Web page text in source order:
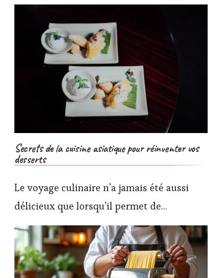
Secrets de la cuisine asiatique pour réinventer vos
desserts
Le voyage culinaire n’a jamais été aussi
délicieux que lorsqu’il permet de…